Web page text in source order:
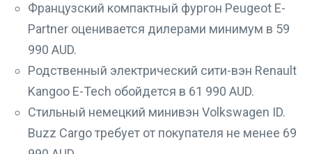
Французский компактный фургон Peugeot E-
Partner оценивается дилерами минимум в 59
990 AUD.
Родственный электрический сити-вэн Renault
Kangoo E-Tech обойдется в 61 990 AUD.
Стильный немецкий минивэн Volkswagen ID.
Buzz Cargo требует от покупателя не менее 69